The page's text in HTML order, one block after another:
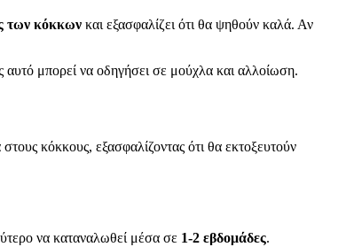
των κόκκων και εξασφαλίζει ότι θα ψηθούν καλά. Αν
αυτό μπορεί να οδηγήσει σε μούχλα και αλλοίωση.
κόκκους, εξασφαλίζοντας ότι θα εκτοξευτούν
να καταναλωθεί μέσα σε 1-2 εβδομάδες.